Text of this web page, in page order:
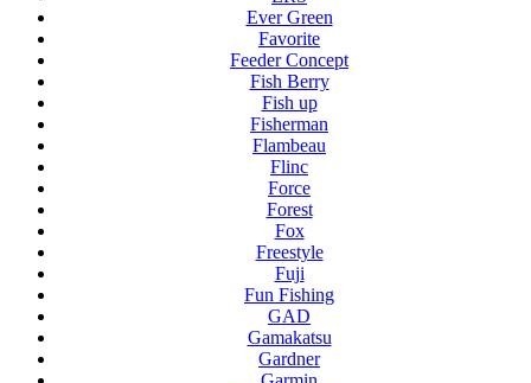
Ever Green
Favorite
Feeder Concept
Fish Berry
Fish up
Fisherman
Flambeau
Flinc
Force
Forest
Fox
Freestyle
Fuji
Fun Fishing
GAD
Gamakatsu
Gardner